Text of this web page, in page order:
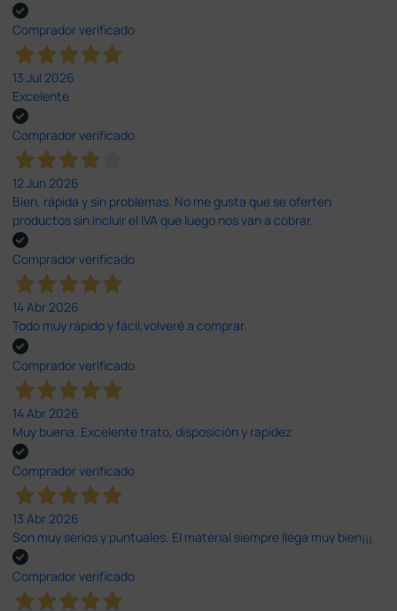
Comprador verificado
13 Jul 2026
Excelente
Comprador verificado
12 Jun 2026
Bien, rápida y sin problemas. No me gusta que se oferten
productos sin incluir el IVA que luego nos van a cobrar.
Comprador verificado
14 Abr 2026
Todo muy rápido y fácil,volveré a comprar.
Comprador verificado
14 Abr 2026
Muy buena. Excelente trato, disposición y rapidez
Comprador verificado
13 Abr 2026
Son muy serios y puntuales. El material siempre llega muy bien¡¡¡
Comprador verificado